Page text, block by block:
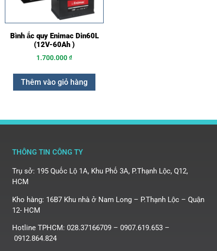
Bình ắc quy Enimac Din60L
(12V-60Ah )
1.700.000₫
Thêm vào giỏ hàng
THÔNG TIN CÔNG TY
Trụ sở: 195 Quốc Lộ 1A, Khu Phố 3A, P.Thạnh Lộc, Q12,
HCM
Kho hàng: 16B7 Khu nhà ở Nam Long – P.Thạnh Lộc – Quận
12- HCM
Hotline TPHCM: 028.37166709 – 0907.619.653 –
0912.864.824